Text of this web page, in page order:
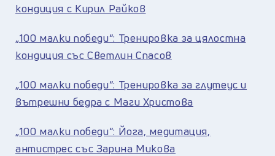
кондиция с Кирил Райков
„100 малки победи“: Тренировка за цялостна
кондиция със Светлин Спасов
„100 малки победи“: Тренировка за глутеус и
вътрешни бедра с Маги Христова
„100 малки победи“: Йога, медитация,
антистрес със Зарина Микова